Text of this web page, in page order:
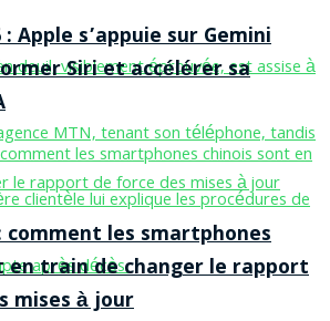
: Apple s’appuie sur Gemini
Siri et accélérer sa
comment les smartphones
en train de changer le rapport
mises à jour